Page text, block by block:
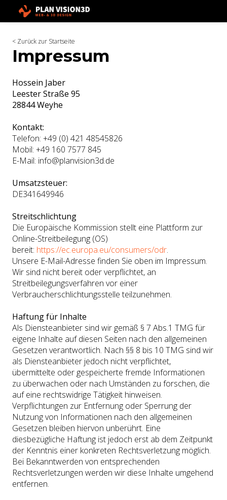
< Zurück zur Startseite
Impressum
Hossein Jaber
Leester Straße 95
28844 Weyhe
Kontakt:
Telefon: +49 (0) 421 48545826
Mobil: +49 160 7577 845
E-Mail: info@planvision3d.de
Umsatzsteuer:
DE341649946
Streitschlichtung
Die Europäische Kommission stellt eine Plattform zur
Online-Streitbeilegung (OS)
bereit: https://ec.europa.eu/consumers/odr.
Unsere E-Mail-Adresse finden Sie oben im Impressum.
Wir sind nicht bereit oder verpflichtet, an
Streitbeilegungsverfahren vor einer
Verbraucherschlichtungsstelle teilzunehmen.
Haftung für Inhalte
Als Diensteanbieter sind wir gemäß § 7 Abs.1 TMG für
eigene Inhalte auf diesen Seiten nach den allgemeinen
Gesetzen verantwortlich. Nach §§ 8 bis 10 TMG sind wir
als Diensteanbieter jedoch nicht verpflichtet,
übermittelte oder gespeicherte fremde Informationen
zu überwachen oder nach Umständen zu forschen, die
auf eine rechtswidrige Tätigkeit hinweisen.
Verpflichtungen zur Entfernung oder Sperrung der
Nutzung von Informationen nach den allgemeinen
Gesetzen bleiben hiervon unberührt. Eine
diesbezügliche Haftung ist jedoch erst ab dem Zeitpunkt
der Kenntnis einer konkreten Rechtsverletzung möglich.
Bei Bekanntwerden von entsprechenden
Rechtsverletzungen werden wir diese Inhalte umgehend
entfernen.